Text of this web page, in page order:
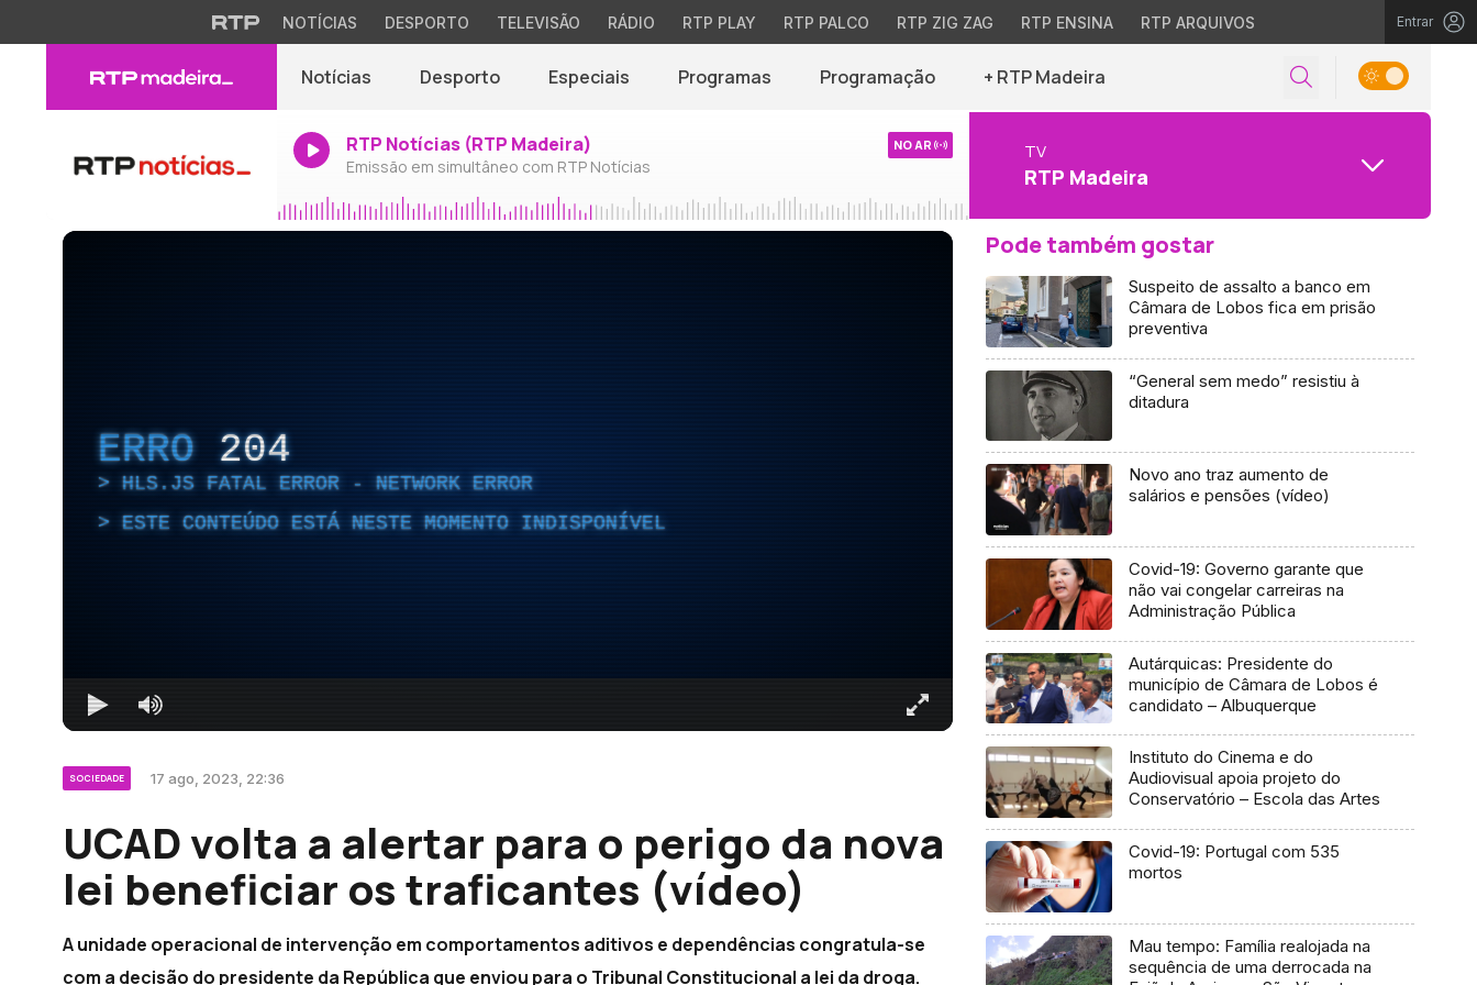
NOTÍCIAS DESPORTO TELEVISÃO RÁDIO RTP PLAY RTP PALCO RTP ZIG ZAG RTP ENSINA RTP ARQUIVOS Entrar
Notícias Desporto Especiais Programas Programação + RTP Madeira
RTP Notícias (RTP Madeira)
Emissão em simultâneo com RTP Notícias
NO AR TV
RTP Madeira
ERRO 204
HLS.JS FATAL ERROR - NETWORK ERROR
ESTE CONTEÚDO ESTÁ NESTE MOMENTO INDISPONÍVEL
SOCIEDADE 17 ago, 2023, 22:36
UCAD volta a alertar para o perigo da nova
lei beneficiar os traficantes (vídeo)
A unidade operacional de intervenção em comportamentos aditivos e dependências congratula-se
com a decisão do presidente da República que enviou para o Tribunal Constitucional a lei da droga.
Pode também gostar
Suspeito de assalto a banco em
Câmara de Lobos fica em prisão
preventiva
“General sem medo” resistiu à
ditadura
Novo ano traz aumento de
salários e pensões (vídeo)
Covid-19: Governo garante que
não vai congelar carreiras na
Administração Pública
Autárquicas: Presidente do
município de Câmara de Lobos é
candidato – Albuquerque
Instituto do Cinema e do
Audiovisual apoia projeto do
Conservatório – Escola das Artes
Covid-19: Portugal com 535
mortos
Mau tempo: Família realojada na
sequência de uma derrocada na